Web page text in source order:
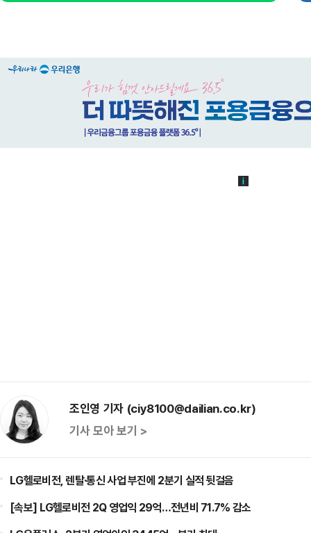
조인영 기자 (ciy8100@dailian.co.kr)
기사 모아 보기 >
LG헬로비전, 렌탈·통신 사업 부진에 2분기 실적 뒷걸음
[속보] LG헬로비전 2Q 영업익 29억…전년비 71.7% 감소